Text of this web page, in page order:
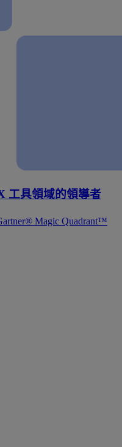
工具領域的領導者
Magic Quadrant™